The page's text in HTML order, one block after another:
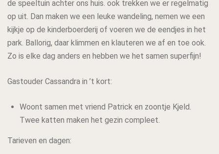
de speeltuin achter ons huis. ook trekken we er regelmatig
op uit. Dan maken we een leuke wandeling, nemen we een
kijkje op de kinderboerderij of voeren we de eendjes in het
park. Ballorig, daar klimmen en klauteren we af en toe ook.
Zo is elke dag anders en hebben we het samen superfijn!
Gastouder Cassandra in ’t kort:
Woont samen met vriend Patrick en zoontje Kjeld.
Twee katten maken het gezin compleet.
Tarieven en dagen: